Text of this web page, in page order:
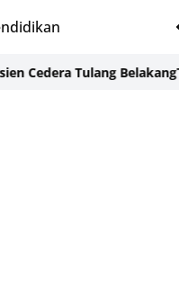
Tulang BelakangTiga